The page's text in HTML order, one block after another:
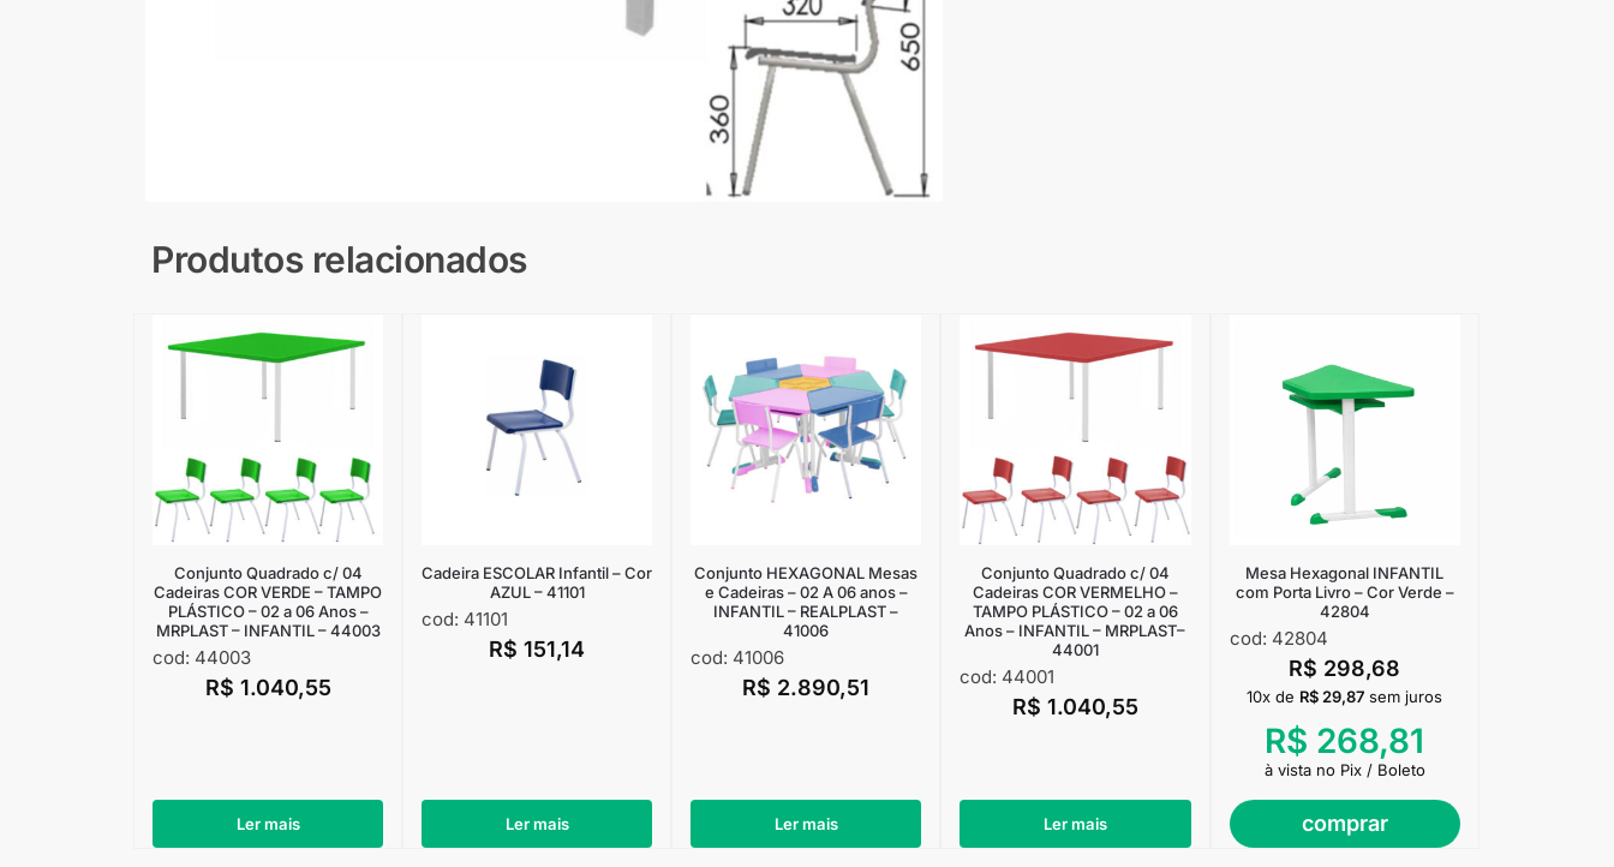
Produtos relacionados
Conjunto Quadrado c/ 04
Cadeiras COR VERDE – TAMPO
PLÁSTICO – 02 a 06 Anos –
MRPLAST – INFANTIL – 44003
cod: 44003
R$ 1.040,55
Ler mais
Cadeira ESCOLAR Infantil – Cor
AZUL – 41101
cod: 41101
R$ 151,14
Ler mais
Conjunto HEXAGONAL Mesas
e Cadeiras – 02 A 06 anos –
INFANTIL – REALPLAST –
41006
cod: 41006
R$ 2.890,51
Ler mais
Conjunto Quadrado c/ 04
Cadeiras COR VERMELHO –
TAMPO PLÁSTICO – 02 a 06
Anos – INFANTIL – MRPLAST–
44001
cod: 44001
R$ 1.040,55
Ler mais
Mesa Hexagonal INFANTIL
com Porta Livro – Cor Verde –
42804
cod: 42804
R$ 298,68
comprar
10x de R$ 29,87 sem juros
R$ 268,81
à vista no Pix / Boleto